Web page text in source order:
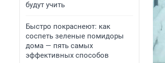
будут учить
Быстро покраснеют: как
соспеть зеленые помидоры
дома — пять самых
эффективных способов